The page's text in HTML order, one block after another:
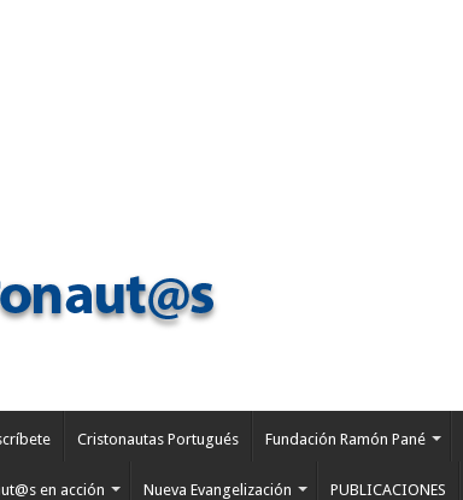
Cristonautas Portugués Fundación Ramón Pané
en acción Nueva Evangelización PUBLICACIONES